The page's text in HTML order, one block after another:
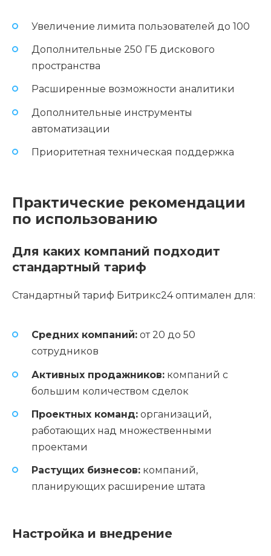
Увеличение лимита пользователей до 100
Дополнительные 250 ГБ дискового
пространства
Расширенные возможности аналитики
Дополнительные инструменты
автоматизации
Приоритетная техническая поддержка
Практические рекомендации
по использованию
Для каких компаний подходит
стандартный тариф
Стандартный тариф Битрикс24 оптимален для:
Средних компаний: от 20 до 50
сотрудников
Активных продажников: компаний с
большим количеством сделок
Проектных команд: организаций,
работающих над множественными
проектами
Растущих бизнесов: компаний,
планирующих расширение штата
Настройка и внедрение